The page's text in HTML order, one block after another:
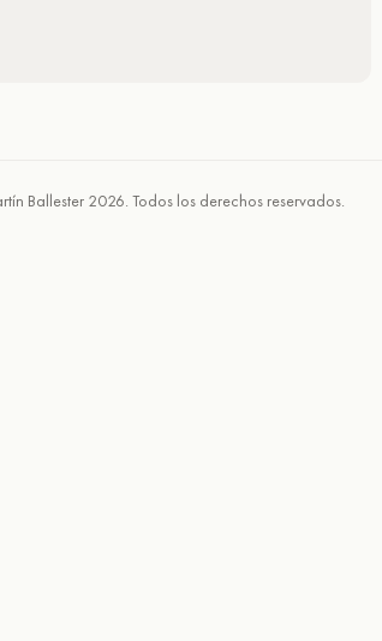
Ballester 2026. Todos los derechos reservados.